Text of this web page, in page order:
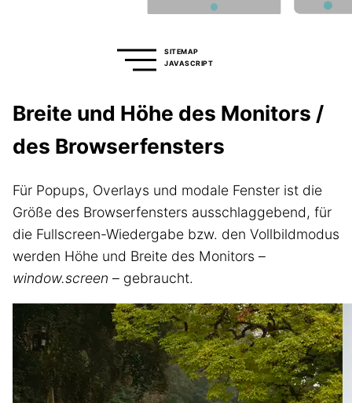
SITEMAP
JAVASCRIPT
Breite und Höhe des Monitors /
des Browserfensters
Für Popups, Overlays und modale Fenster ist die
Größe des Browserfensters ausschlaggebend, für
die Fullscreen-Wiedergabe bzw. den Vollbildmodus
werden Höhe und Breite des Monitors –
window.screen – gebraucht.